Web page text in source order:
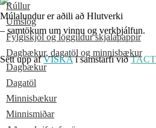
Rúllur
Umslög
Fylgiskjöl og löggildur skjalapappír
Dagbækur, dagatöl og minnisbækur
Dagbækur
Dagatöl
Minnisbækur
Minnismiðar
Múlalundur er aðili að Hlutverki
– samtökum um vinnu og verkþjálfun.
Sett upp afVISKAí samstarfi við